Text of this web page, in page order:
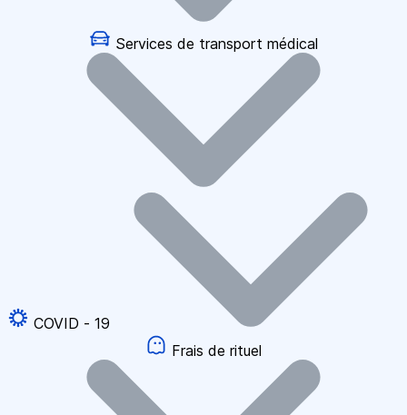
Services de transport médical
COVID - 19
Frais de rituel